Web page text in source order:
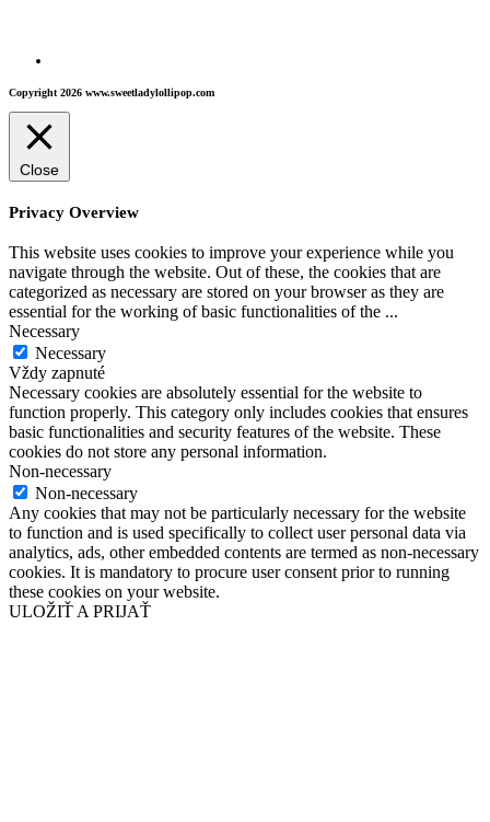
Copyright 2026 www.sweetladylollipop.com
Close
Privacy Overview
This website uses cookies to improve your experience while you
navigate through the website. Out of these, the cookies that are
categorized as necessary are stored on your browser as they are
essential for the working of basic functionalities of the ...
Necessary
Necessary
Vždy zapnuté
Necessary cookies are absolutely essential for the website to
function properly. This category only includes cookies that ensures
basic functionalities and security features of the website. These
cookies do not store any personal information.
Non-necessary
Non-necessary
Any cookies that may not be particularly necessary for the website
to function and is used specifically to collect user personal data via
analytics, ads, other embedded contents are termed as non-necessary
cookies. It is mandatory to procure user consent prior to running
these cookies on your website.
ULOŽIŤ A PRIJAŤ